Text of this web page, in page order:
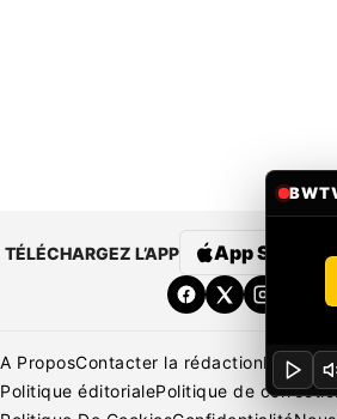
TÉLÉCHARGEZ L’APP App Store
A ProposContacter la rédaction
Politique éditorialePolitique de